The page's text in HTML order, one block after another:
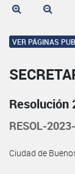
VER PÁGINAS
Resolución
RESOL-
Ciudad de